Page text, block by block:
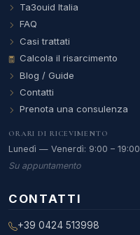
Ta3ouid Italia
FAQ
Casi trattati
Calcola il risarcimento
Blog / Guide
Contatti
Prenota una consulenza
ORARI DI RICEVIMENTO
Lunedì — Venerdì: 9:00 – 19:00
Su appuntamento
CONTATTI
+39 0424 513998